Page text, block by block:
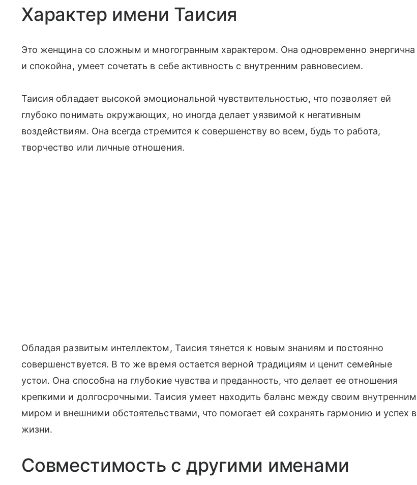
Характер имени Таисия
Это женщина со сложным и многогранным характером. Она одновременно энергична
и спокойна, умеет сочетать в себе активность с внутренним равновесием.
Таисия обладает высокой эмоциональной чувствительностью, что позволяет ей
глубоко понимать окружающих, но иногда делает уязвимой к негативным
воздействиям. Она всегда стремится к совершенству во всем, будь то работа,
творчество или личные отношения.
Обладая развитым интеллектом, Таисия тянется к новым знаниям и постоянно
совершенствуется. В то же время остается верной традициям и ценит семейные
устои. Она способна на глубокие чувства и преданность, что делает ее отношения
крепкими и долгосрочными. Таисия умеет находить баланс между своим внутренним
миром и внешними обстоятельствами, что помогает ей сохранять гармонию и успех в
жизни.
Совместимость с другими именами